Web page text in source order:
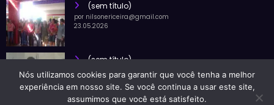
(sem título)
por nilsonericeira@gmail.com
23.05.2026
(sem título)
por nilsonericeira@gmail.com
02.07.2026
Nós utilizamos cookies para garantir que você tenha a melhor
experiência em nosso site. Se você continua a usar este site,
assumimos que você está satisfeito.